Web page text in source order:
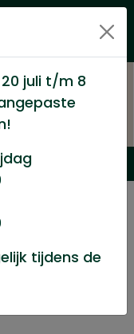
prijs
rood 75mm
juli t/m 8
tijdens de